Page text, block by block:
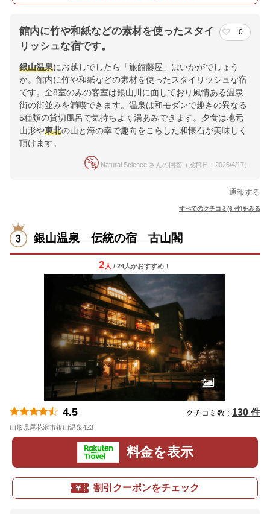
館内に竹や和紙などの素材を使ったスタイ
リッシュな宿です。
0
銀山温泉にお越しでしたら「旅館藤屋」はいかがでしょう
か。館内に竹や和紙などの素材を使ったスタイリッシュな宿
です。全8室のみの客室は銀山川に面しており風情ある温泉
街の街並みを満喫できます。温泉は和モダンで趣きの異なる
5種類の貸切風呂で気持ちよく湯あみできます。夕食は地元
山形や東北の山と海の幸で趣向をこらした和懐石が美味しく
頂けます。
Natural Science さんの回答（投稿日：2026/4/17）
通報する
すべてのクチコミ(6 件)をみる
銀山温泉 伝統の宿 古山閣
2 人 / 24人がおすすめ！
4.5 クチコミ数 : 130 件
山形県尾花沢市銀山温泉423
料金を表示
割引クーポンをチェック